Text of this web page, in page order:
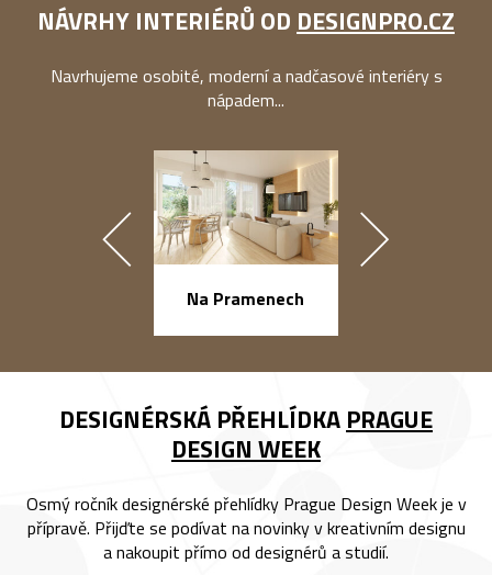
NÁVRHY INTERIÉRŮ OD DESIGNPRO.CZ
Navrhujeme osobité, moderní a nadčasové interiéry s
nápadem...
Na Pramenech
DESIGNÉRSKÁ PŘEHLÍDKA PRAGUE
DESIGN WEEK
Osmý ročník designérské přehlídky Prague Design Week je v
přípravě. Přijďte se podívat na novinky v kreativním designu
a nakoupit přímo od designérů a studií.